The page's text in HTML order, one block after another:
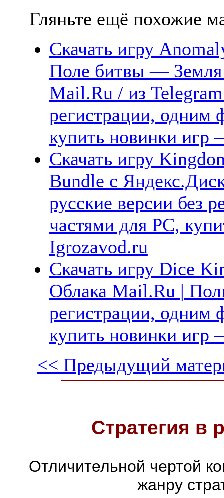
Гляньте ещё похожие
Скачать игру
Поле битвы — Земля
Mail.Ru / из
регистрации, одним
купить новинки
Скачать игру
Bundle с
русские версии без
частями для PC,
Igrozavod.ru
Скачать игру Dice
Облака Mail.Ru |
регистрации, одним
купить новинки
<< Предыдущий
Стратегия в
Отличительной чертой
жанру